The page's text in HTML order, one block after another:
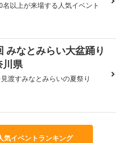
名以上が来場する人気イベント
みなとみらい大盆踊り
川県
渡すみなとみらいの夏祭り
気イベントランキング